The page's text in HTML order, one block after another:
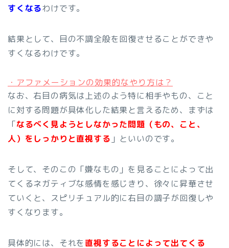
すくなるわけです。
結果として、目の不調全般を回復させることができや
すくなるわけです。
・アファメーションの効果的なやり方は？
なお、右目の病気は上述のよう特に相手やもの、こと
に対する問題が具体化した結果と言えるため、まずは
「なるべく見ようとしなかった問題（もの、こと、
人）をしっかりと直視する 」といいのです。
そして、そのこの「嫌なもの」を見ることによって出
てくるネガティブな感情を感じきり、徐々に昇華させ
ていくと、スピリチュアル的に右目の調子が回復しや
すくなります。
具体的には、それを 直視することによって出てくる